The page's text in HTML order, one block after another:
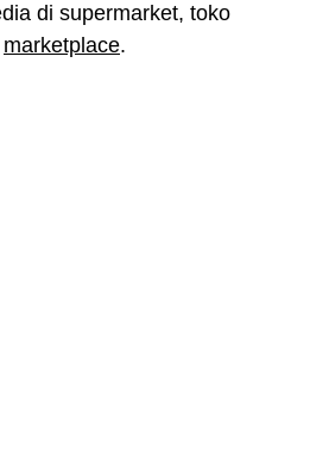
di supermarket, toko
marketplace.